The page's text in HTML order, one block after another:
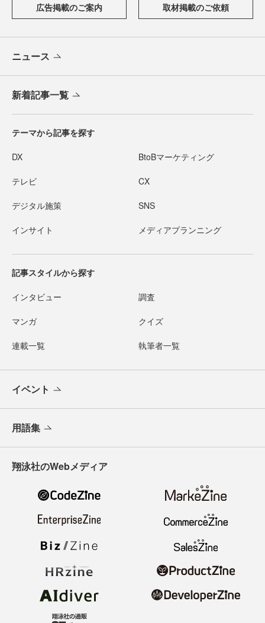
広告掲載のご案内 取材掲載のご依頼
ニュース
新着記事一覧
テーマから記事を探す
DX BtoBマーケティング
テレビ CX
デジタル施策 SNS
インサイト メディアプランニング
記事スタイルから探す
インタビュー 調査
マンガ クイズ
連載一覧 執筆者一覧
イベント
用語集
翔泳社のWebメディア